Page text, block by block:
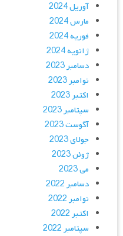
آوریل 2024
مارس 2024
فوریه 2024
ژانویه 2024
دسامبر 2023
نوامبر 2023
اکتبر 2023
سپتامبر 2023
آگوست 2023
جولای 2023
ژوئن 2023
می 2023
دسامبر 2022
نوامبر 2022
اکتبر 2022
سپتامبر 2022